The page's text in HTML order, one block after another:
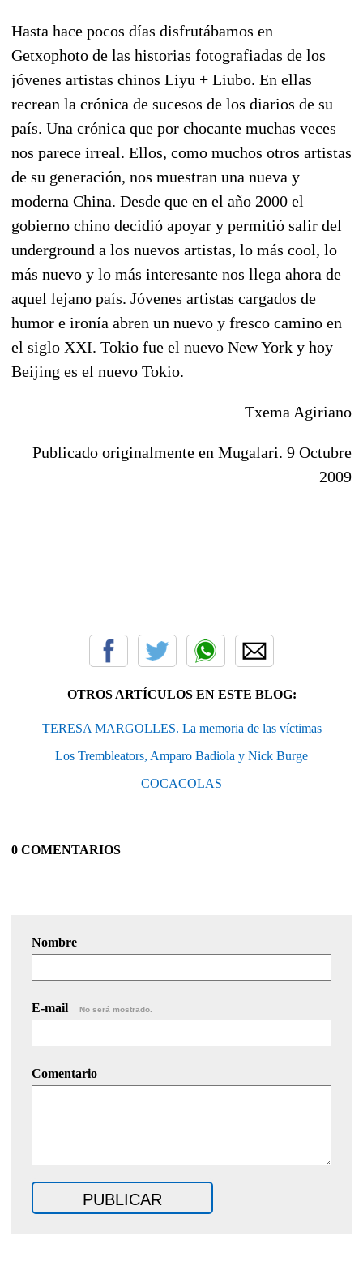
Hasta hace pocos días disfrutábamos en
Getxophoto de las historias fotografiadas de los
jóvenes artistas chinos Liyu + Liubo. En ellas
recrean la crónica de sucesos de los diarios de su
país. Una crónica que por chocante muchas veces
nos parece irreal. Ellos, como muchos otros artistas
de su generación, nos muestran una nueva y
moderna China. Desde que en el año 2000 el
gobierno chino decidió apoyar y permitió salir del
underground a los nuevos artistas, lo más cool, lo
más nuevo y lo más interesante nos llega ahora de
aquel lejano país. Jóvenes artistas cargados de
humor e ironía abren un nuevo y fresco camino en
el siglo XXI. Tokio fue el nuevo New York y hoy
Beijing es el nuevo Tokio.
Txema Agiriano
Publicado originalmente en Mugalari. 9 Octubre
2009
OTROS ARTÍCULOS EN ESTE BLOG:
TERESA MARGOLLES. La memoria de las víctimas
Los Trembleators, Amparo Badiola y Nick Burge
COCACOLAS
0 COMENTARIOS
Nombre
E-mail No será mostrado.
Comentario